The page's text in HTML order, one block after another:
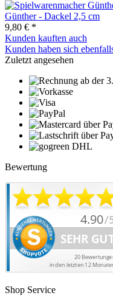
Günther - Dackel 2,5 cm
9,80 € *
Kunden kauften auch
Kunden haben sich
Zuletzt angesehen
Bewertung
Shop Service